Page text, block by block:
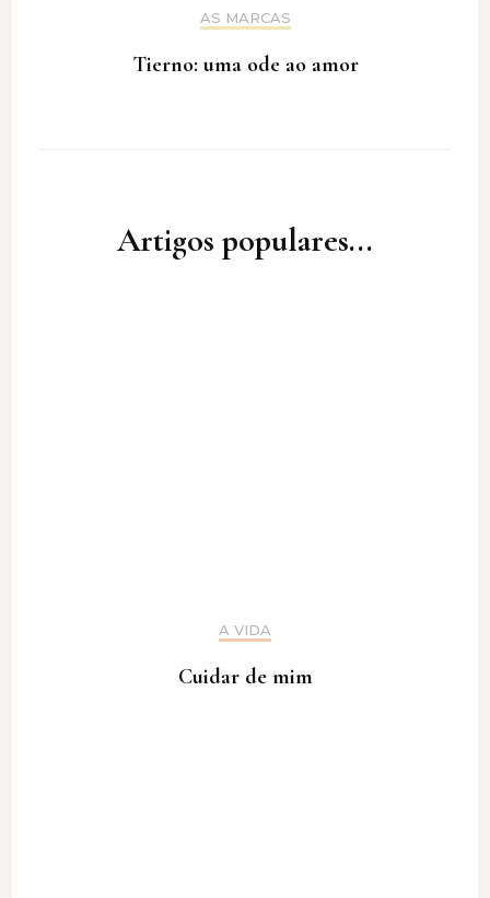
AS MARCAS
Tierno: uma ode ao amor
Artigos populares...
A VIDA
Cuidar de mim